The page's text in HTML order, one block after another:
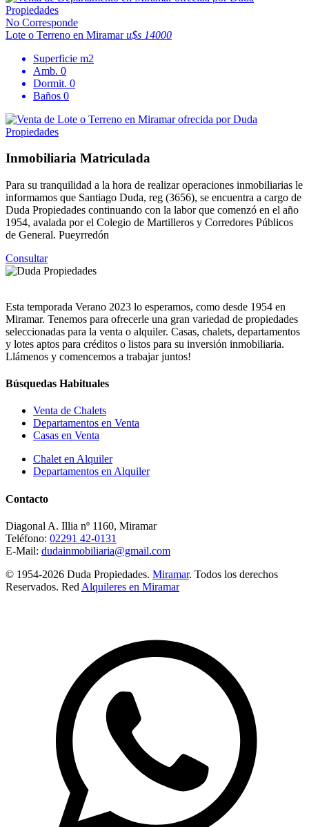
No Corresponde
Lote o Terreno en Miramaru$s 14000
Superficie m2
Amb. 0
Dormit. 0
Baños 0
Inmobiliaria Matriculada
Para su tranquilidad a la hora de realizar operaciones inmobiliarias le
informamos que Santiago Duda, reg (3656), se encuentra a cargo de
Duda Propiedades continuando con la labor que comenzó en el año
1954, avalada por el Colegio de Martilleros y Corredores Públicos
de General. Pueyrredón
Consultar
Esta temporada Verano 2023 lo esperamos, como desde 1954 en
Miramar. Tenemos para ofrecerle una gran variedad de propiedades
seleccionadas para la venta o alquiler. Casas, chalets, departamentos
y lotes aptos para créditos o listos para su inversión inmobiliaria.
Llámenos y comencemos a trabajar juntos!
Búsquedas Habituales
Venta de Chalets
Departamentos en Venta
Casas en Venta
Chalet en Alquiler
Departamentos en Alquiler
Contacto
Diagonal A. Illia nº 1160, Miramar
Teléfono: 02291 42-0131
E-Mail: dudainmobiliaria@gmail.com
© 1954-2026 Duda Propiedades. Miramar. Todos los derechos
Reservados. Red Alquileres en Miramar